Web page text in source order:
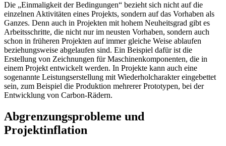
Die „Einmaligkeit der Bedingungen“ bezieht sich nicht auf die
einzelnen Aktivitäten eines Projekts, sondern auf das Vorhaben als
Ganzes. Denn auch in Projekten mit hohem Neuheitsgrad gibt es
Arbeitsschritte, die nicht nur im neusten Vorhaben, sondern auch
schon in früheren Projekten auf immer gleiche Weise ablaufen
beziehungsweise abgelaufen sind. Ein Beispiel dafür ist die
Erstellung von Zeichnungen für Maschinenkomponenten, die in
einem Projekt entwickelt werden. In Projekte kann auch eine
sogenannte Leistungserstellung mit Wiederholcharakter eingebettet
sein, zum Beispiel die Produktion mehrerer Prototypen, bei der
Entwicklung von Carbon-Rädern.
Abgrenzungsprobleme und
Projektinflation